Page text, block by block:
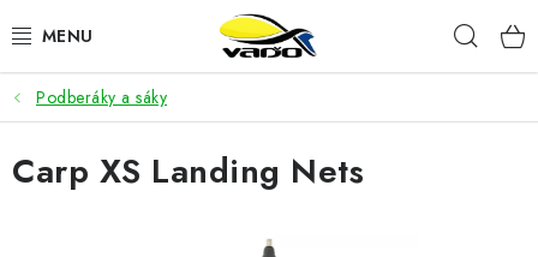
na
ŽIVÁ NÁSTRAHA
BIŽUTÉRIA
Podberáky a sáky
Carp XS Landing Nets